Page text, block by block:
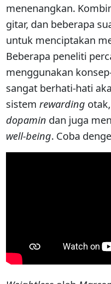
menenangkan.
gitar, dan beberapa
untuk menciptakan
Beberapa peneliti
menggunakan
sangat berhati-hati
sistem rewarding
dopamin dan juga
well-being. Coba